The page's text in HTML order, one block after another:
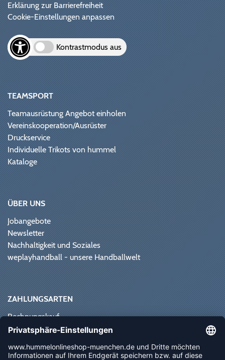
Erklärung zur Barrierefreiheit
Cookie-Einstellungen anpassen
Kontrastmodus aus
TEAMSPORT
Teamausrüstung Angebot einholen
Vereinskooperation/Ausrüster
Druckservice
Individuelle Trikots von hummel
Kataloge
ÜBER UNS
Jobangebote
Newsletter
Nachhaltigkeit und Soziales
weplayhandball - unsere Handballwelt
ZAHLUNGSARTEN
Rechnungskauf
Paypal
Vorkasse